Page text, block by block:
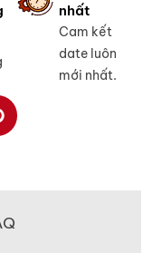
nhất
Cam kết
date luôn
mới nhất.